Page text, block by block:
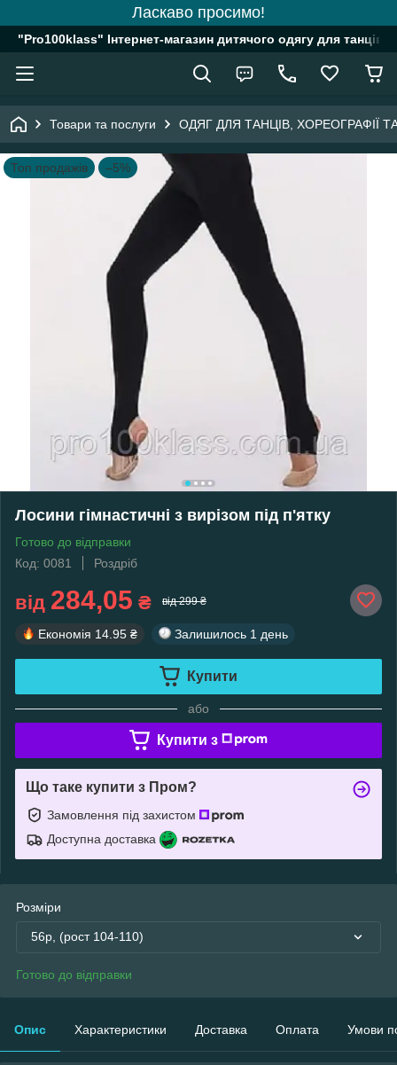
Ласкаво просимо!
"Pro100klass" Інтернет-магазин дитячого одягу для танців,
Товари та послуги ОДЯГ ДЛЯ ТАНЦІВ, ХОРЕОГРАФІЇ
Топ продажів –5%
Лосини гімнастичні з вирізом під п'ятку
Готово до відправки
Код: 0081
Роздріб
від 284,05 ₴ від 299 ₴
Економія 14.95 ₴ Залишилось 1 день
Купити
або
Купити з
Що таке купити з Пром?
Замовлення під захистом
Доступна доставка
Розміри
56р, (рост 104-110)
Готово до відправки
Опис Характеристики Доставка Оплата Умови